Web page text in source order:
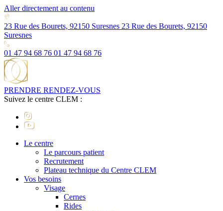
Aller directement au contenu
23 Rue des Bourets, 92150 Suresnes 23 Rue des Bourets, 92150
Suresnes
01 47 94 68 76 01 47 94 68 76
PRENDRE RENDEZ-VOUS
Suivez le centre CLEM :
Le centre
Le parcours patient
Recrutement
Plateau technique du Centre CLEM
Vos besoins
Visage
Cernes
Rides